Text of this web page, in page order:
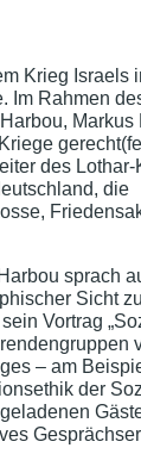
Krieg Israels
Im Rahmen
Markus
des Lothar-
die
sprach
Sicht
Vortrag
– am
der